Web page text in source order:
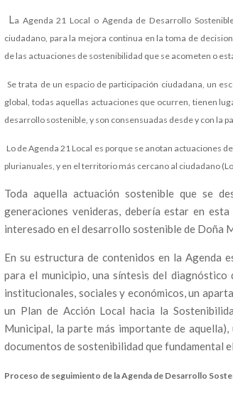
La Agenda 21 Local o Agenda de Desarrollo
ciudadano, para la mejora continua en la toma de
de las actuaciones de sostenibilidad que se acometen o
Se trata de un espacio de participación ciudadana, un
global, todas aquellas actuaciones que ocurren, tienen
desarrollo sostenible, y son consensuadas desde y con la
Lo de Agenda 21 Local es porque se anotan actuaciones
plurianuales, y en el territorio más cercano al ciudadano
Toda aquella actuación sostenible que se
generaciones venideras, debería estar en
interesado en el desarrollo sostenible de Doña
En su estructura de contenidos en la Agenda
para el municipio, una síntesis del diagnóstico
institucionales, sociales y económicos, un
un Plan de Acción Local hacia la
Municipal, la parte más importante de
documentos de sostenibilidad que fundamental
Proceso de seguimiento de la Agenda de Desarrollo